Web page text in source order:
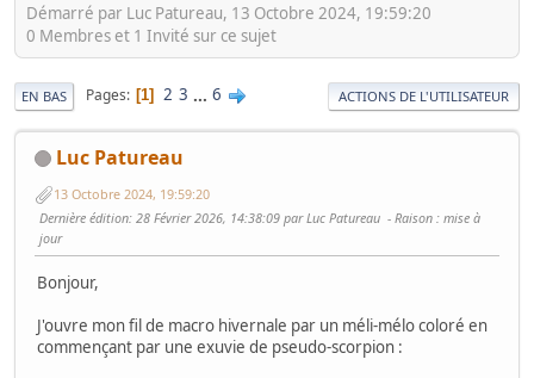
Démarré par Luc Patureau, 13 Octobre 2024, 19:59:20
0 Membres et 1 Invité sur ce sujet
EN BAS Pages 1 2 3 ... 6 ACTIONS DE L'UTILISATEUR
Luc Patureau
13 Octobre 2024, 19:59:20
Dernière édition: 28 Février 2026, 14:38:09 par Luc Patureau Raison : mise à
jour
Bonjour,
J'ouvre mon fil de macro hivernale par un méli-mélo coloré en
commençant par une exuvie de pseudo-scorpion :